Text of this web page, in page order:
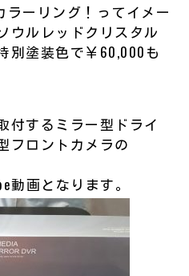
ラーリング！ってイメー
ウルレッドクリスタル
別塗装色で￥60,000も
付するミラー型ドライ
フロントカメラの
動画となります。